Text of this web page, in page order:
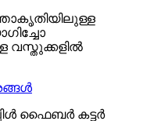
വസ്തുക്കളിൽ